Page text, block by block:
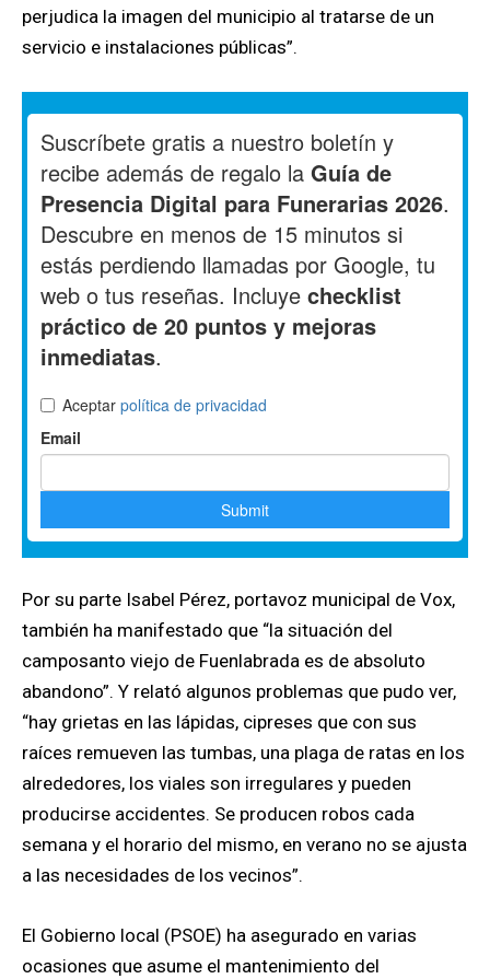
perjudica la imagen del municipio al tratarse de un
servicio e instalaciones públicas”.
Por su parte Isabel Pérez, portavoz municipal de Vox,
también ha manifestado que “la situación del
camposanto viejo de Fuenlabrada es de absoluto
abandono”. Y relató algunos problemas que pudo ver,
“hay grietas en las lápidas, cipreses que con sus
raíces remueven las tumbas, una plaga de ratas en los
alrededores, los viales son irregulares y pueden
producirse accidentes. Se producen robos cada
semana y el horario del mismo, en verano no se ajusta
a las necesidades de los vecinos”.
El Gobierno local (PSOE) ha asegurado en varias
ocasiones que asume el mantenimiento del